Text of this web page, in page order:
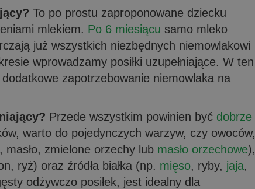
To po prostu zaproponowane dziecku
mlekiem. Po 6 miesiącu samo mleko
już wszystkich niezbędnych niemowlakowi
wprowadzamy posiłki uzupełniające. W ten
zapotrzebowanie niemowlaka na
Przede wszystkim powinien być dobrze
warto do pojedynczych warzyw, czy owoców,
, masło, zmielone orzechy lub masło orzechowe),
ryż) oraz źródła białka (np. mięso, ryby, jaja,
odżywczo posiłek, jest idealny dla